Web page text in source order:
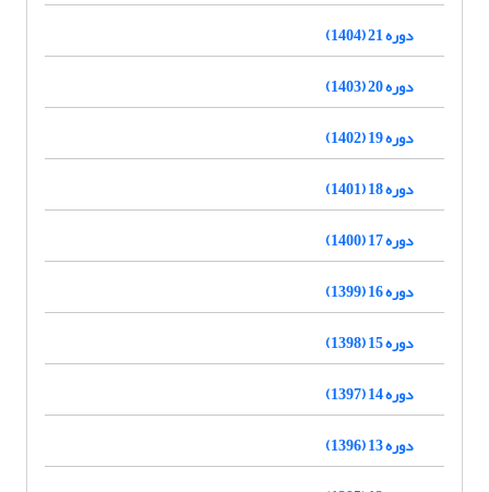
دوره 21 (1404)
دوره 20 (1403)
دوره 19 (1402)
دوره 18 (1401)
دوره 17 (1400)
دوره 16 (1399)
دوره 15 (1398)
دوره 14 (1397)
دوره 13 (1396)